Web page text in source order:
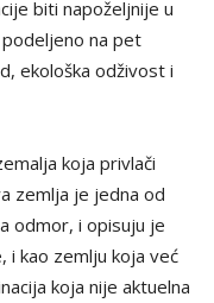
biti napoželjnije u
na pet
ekološka odživost i
koja privlači
zemlja je jedna od
odmor, i opisuju je
i kao zemlju koja već
koja nije aktuelna